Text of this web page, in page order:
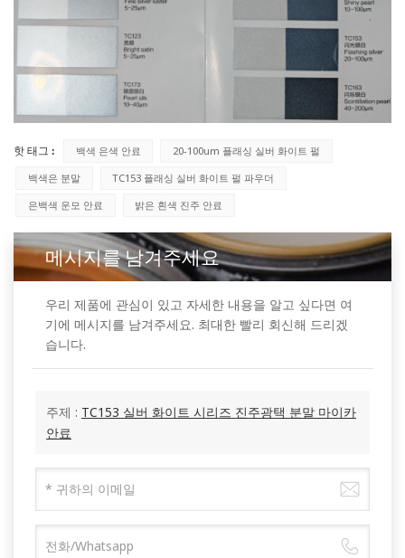
핫 태그 : 백색 은색 안료
20-100um 플래싱 실버 화이트 펄
백색은 분말
TC153 플래싱 실버 화이트 펄 파우더
은백색 운모 안료
밝은 흰색 진주 안료
메시지를 남겨주세요
우리 제품에 관심이 있고 자세한 내용을 알고 싶다면 여
기에 메시지를 남겨주세요. 최대한 빨리 회신해 드리겠
습니다.
주제 : TC153 실버 화이트 시리즈 진주광택 분말 마이카
안료